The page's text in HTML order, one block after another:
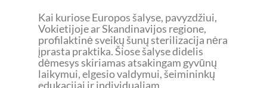
Kai kuriose Europos šalyse, pavyzdžiui,
Vokietijoje ar Skandinavijos regione,
profilaktinė sveikų šunų sterilizacija nėra
įprasta praktika. Šiose šalyse didelis
dėmesys skiriamas atsakingam gyvūnų
laikymui, elgesio valdymui, šeimininkų
edukacijai ir individualiam